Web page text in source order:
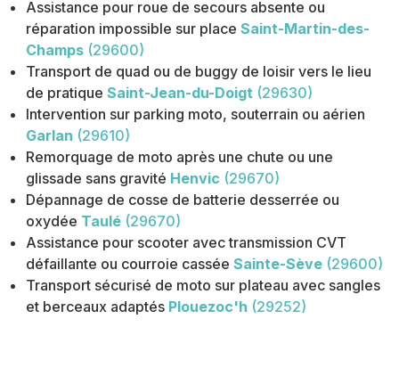
Assistance pour roue de secours absente ou
réparation impossible sur place Saint-Martin-des-
Champs (29600)
Transport de quad ou de buggy de loisir vers le lieu
de pratique Saint-Jean-du-Doigt (29630)
Intervention sur parking moto, souterrain ou aérien
Garlan (29610)
Remorquage de moto après une chute ou une
glissade sans gravité Henvic (29670)
Dépannage de cosse de batterie desserrée ou
oxydée Taulé (29670)
Assistance pour scooter avec transmission CVT
défaillante ou courroie cassée Sainte-Sève (29600)
Transport sécurisé de moto sur plateau avec sangles
et berceaux adaptés Plouezoc'h (29252)